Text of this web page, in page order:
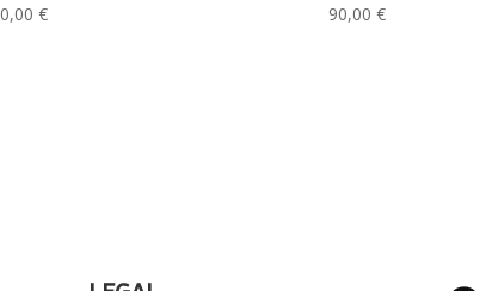
€
90,00€